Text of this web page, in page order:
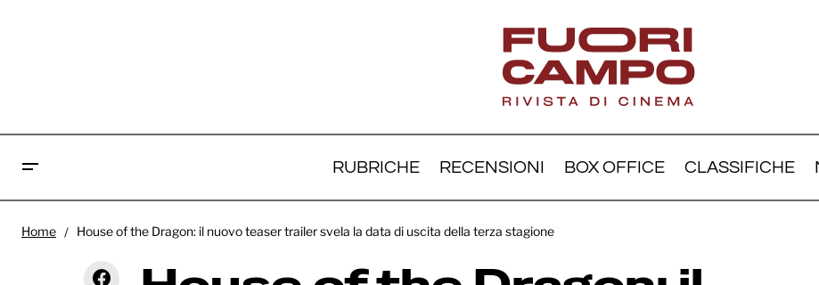
RUBRICHE RECENSIONI BOX OFFICE CLASSIFICHE
John Doe: David Ayer dirigerà il
protagonista
House of the Dragon: il nuovo
teaser trailer svela la data di
Home House of the Dragon: il nuovo teaser trailer svela la data di uscita della terza stagione